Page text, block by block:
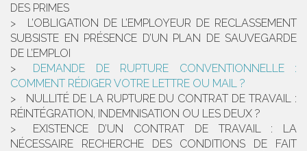
DES PRIMES
L’OBLIGATION DE L’EMPLOYEUR DE RECLASSEMENT
SUBSISTE EN PRÉSENCE D’UN PLAN DE SAUVEGARDE
DE L’EMPLOI
DEMANDE DE RUPTURE CONVENTIONNELLE :
COMMENT RÉDIGER VOTRE LETTRE OU MAIL ?
NULLITÉ DE LA RUPTURE DU CONTRAT DE TRAVAIL :
RÉINTÉGRATION, INDEMNISATION OU LES DEUX ?
EXISTENCE D’UN CONTRAT DE TRAVAIL : LA
NÉCESSAIRE RECHERCHE DES CONDITIONS DE FAIT